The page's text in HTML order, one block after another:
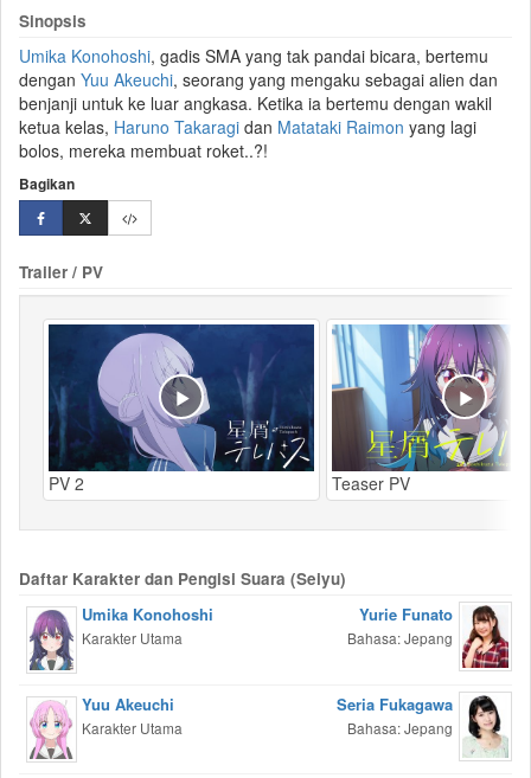
Sinopsis
Umika Konohoshi, gadis SMA yang tak pandai bicara, bertemu
dengan Yuu Akeuchi, seorang yang mengaku sebagai alien dan
benjanji untuk ke luar angkasa. Ketika ia bertemu dengan wakil
ketua kelas, Haruno Takaragi dan Matataki Raimon yang lagi
bolos, mereka membuat roket..?!
Bagikan
Trailer / PV
PV 2 Teaser PV
Daftar Karakter dan Pengisi Suara (Seiyu)
Umika Konohoshi
Karakter Utama
Yurie Funato
Bahasa: Jepang
Yuu Akeuchi
Karakter Utama
Seria Fukagawa
Bahasa: Jepang